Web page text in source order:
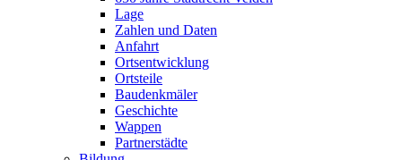
Lage
Zahlen und Daten
Anfahrt
Ortsentwicklung
Ortsteile
Baudenkmäler
Geschichte
Wappen
Partnerstädte